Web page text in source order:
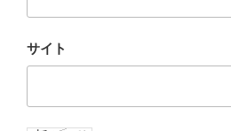
サイト